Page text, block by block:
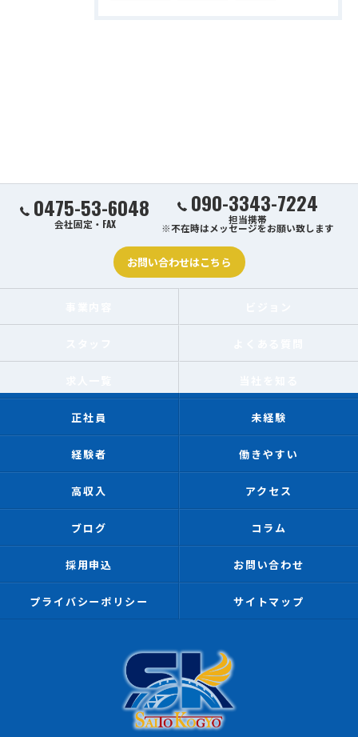
0475-53-6048
会社固定・FAX
090-3343-7224
担当携帯
※不在時はメッセージをお願い致します
お問い合わせはこちら
正社員 未経験
経験者 働きやすい
高収入 アクセス
ブログ コラム
採用申込 お問い合わせ
プライバシーポリシー サイトマップ